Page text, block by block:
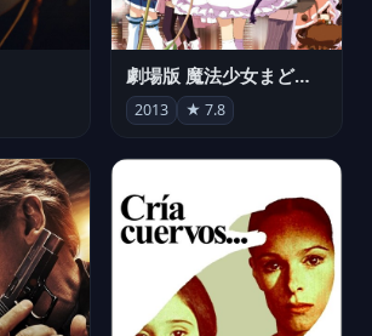
劇場版 魔法少女まどか☆マギカ[新編]叛逆の物語
2013 ★ 7.8